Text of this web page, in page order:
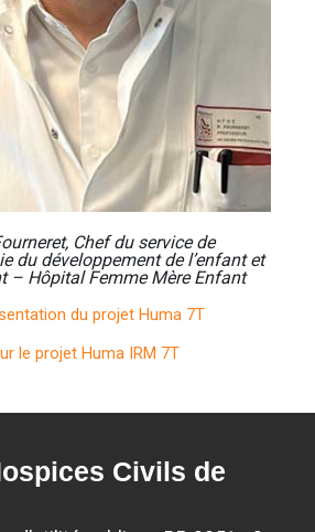
Chef du service de
du développement de l’enfant et
– Hôpital Femme Mère Enfant
du projet Huma 7T
le projet Huma IRM 7T
Civils de